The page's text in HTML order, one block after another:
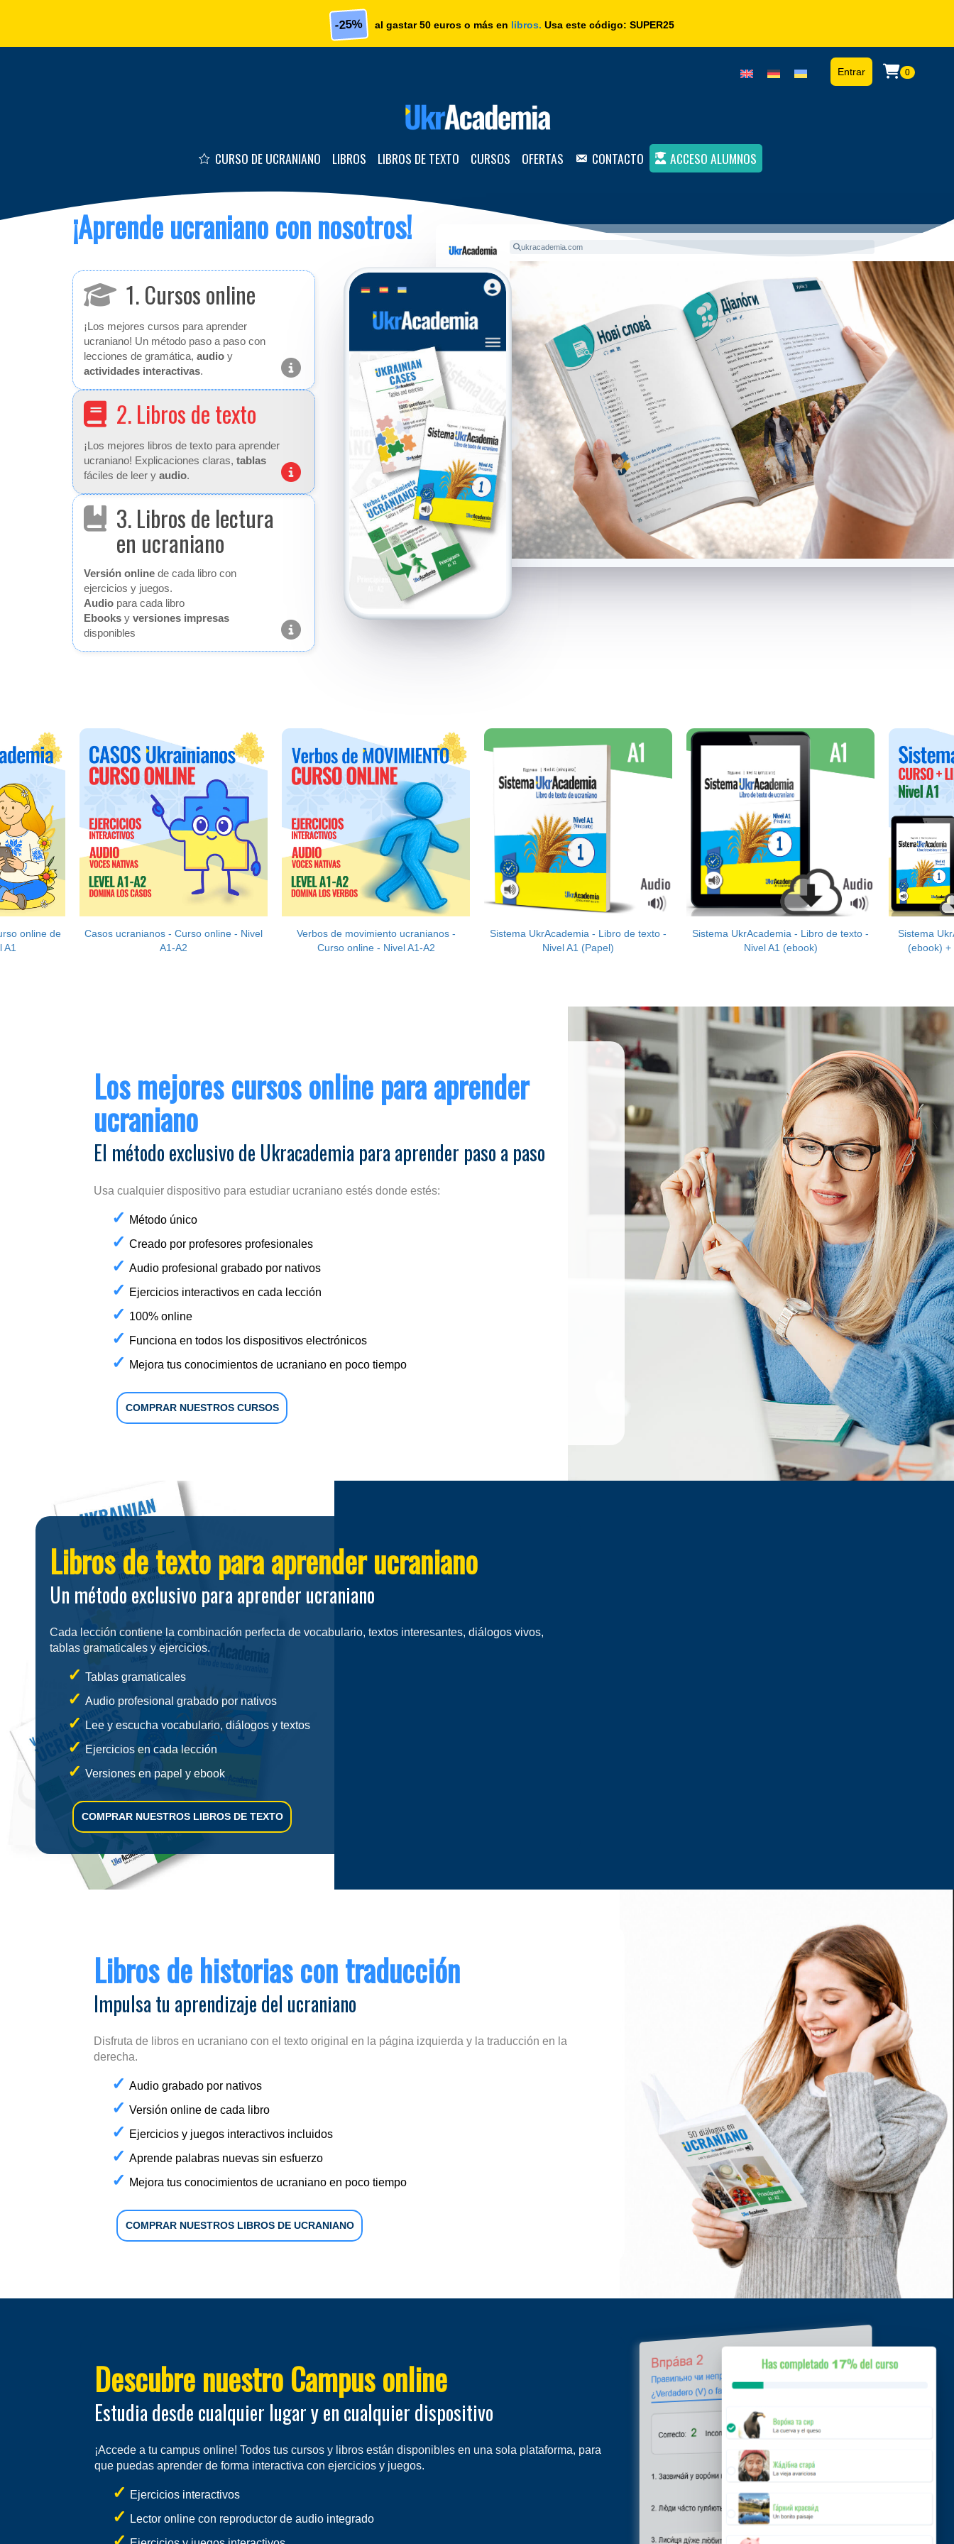
-25% al gastar 50 euros o más en libros. Usa este código: SUPER25
Entrar 0
CURSO DE UCRANIANO LIBROS LIBROS DE TEXTO CURSOS OFERTAS CONTACTO ACCESO ALUMNOS
¡Aprende ucraniano con nosotros!
1. Cursos online
¡Los mejores cursos para aprender
ucraniano! Un método paso a paso con
lecciones de gramática, audio y
actividades interactivas.
2. Libros de texto
¡Los mejores libros de texto para aprender
ucraniano! Explicaciones claras, tablas
fáciles de leer y audio.
3. Libros de lectura
en ucraniano
Versión online de cada libro con
ejercicios y juegos.
Audio para cada libro
Ebooks y versiones impresas
disponibles
ukracademia.com
online de
A1
Casos ucranianos - Curso online - Nivel
A1-A2
Verbos de movimiento ucranianos -
Curso online - Nivel A1-A2
Sistema UkrAcademia - Libro de texto -
Nivel A1 (Papel)
Sistema UkrAcademia - Libro de texto -
Nivel A1 (ebook)
Sistema
(ebook) +
Los mejores cursos online para aprender
ucraniano
El método exclusivo de Ukracademia para aprender paso a paso
Usa cualquier dispositivo para estudiar ucraniano estés donde estés:
Método único
Creado por profesores profesionales
Audio profesional grabado por nativos
Ejercicios interactivos en cada lección
100% online
Funciona en todos los dispositivos electrónicos
Mejora tus conocimientos de ucraniano en poco tiempo
COMPRAR NUESTROS CURSOS
Libros de texto para aprender ucraniano
Un método exclusivo para aprender ucraniano
Cada lección contiene la combinación perfecta de vocabulario, textos interesantes, diálogos vivos,
tablas gramaticales y ejercicios.
Tablas gramaticales
Audio profesional grabado por nativos
Lee y escucha vocabulario, diálogos y textos
Ejercicios en cada lección
Versiones en papel y ebook
COMPRAR NUESTROS LIBROS DE TEXTO
Libros de historias con traducción
Impulsa tu aprendizaje del ucraniano
Disfruta de libros en ucraniano con el texto original en la página izquierda y la traducción en la
derecha.
Audio grabado por nativos
Versión online de cada libro
Ejercicios y juegos interactivos incluidos
Aprende palabras nuevas sin esfuerzo
Mejora tus conocimientos de ucraniano en poco tiempo
COMPRAR NUESTROS LIBROS DE UCRANIANO
Descubre nuestro Campus online
Estudia desde cualquier lugar y en cualquier dispositivo
¡Accede a tu campus online! Todos tus cursos y libros están disponibles en una sola plataforma, para
que puedas aprender de forma interactiva con ejercicios y juegos.
Ejercicios interactivos
Lector online con reproductor de audio integrado